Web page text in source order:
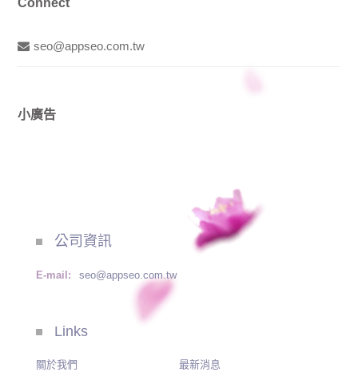
seo@appseo.com.tw
小廣告
公司資訊
E-mail: seo@appseo.com.tw
Links
關於我們
最新消息